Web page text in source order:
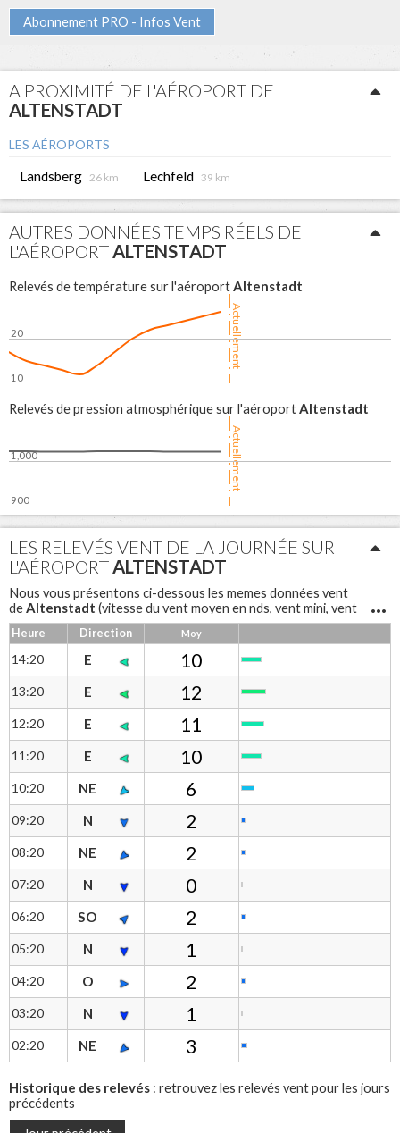
Abonnement PRO - Infos Vent
A PROXIMITÉ DE L'AÉROPORT DE
ALTENSTADT
LES AÉROPORTS
Landsberg 26 km Lechfeld 39 km
AUTRES DONNÉES TEMPS RÉELS DE
L'AÉROPORTALTENSTADT
Relevés de température sur l'aéroportAltenstadt
Actuellement
10
20
Relevés de pression atmosphérique sur l'aéroportAltenstadt
Actuellement
06:00 12:00 18:00
900
1,000
LES RELEVÉS VENT DE LA JOURNÉE SUR
L'AÉROPORTALTENSTADT
Nous vous présentons ci-dessous les memes données vent
deAltenstadt (vitesse du vent moyen en nds, vent mini, vent
maxi, rafales et direction du vent) sous forme de tableau pour
une lecture différente
Notre anémomètre à coupelles Altenstadtmesure la vitesse
du vent et une girouette permet d'avoir la direction.
Heure Direction Moy
14:20 E 10
13:20 E 12
12:20 E 11
11:20 E 10
10:20 NE 6
09:20 N 2
08:20 NE 2
07:20 N 0
06:20 SO 2
05:20 N 1
04:20 O 2
03:20 N 1
02:20 NE 3
Historique des relevés : retrouvez les relevés vent pour les jours
précédents